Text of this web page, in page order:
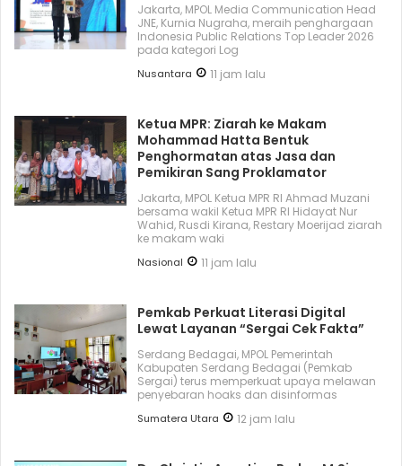
Jakarta, MPOL Media Communication Head
JNE, Kurnia Nugraha, meraih penghargaan
Indonesia Public Relations Top Leader 2026
pada kategori Log
Nusantara 11 jam lalu
Ketua MPR: Ziarah ke Makam
Mohammad Hatta Bentuk
Penghormatan atas Jasa dan
Pemikiran Sang Proklamator
Jakarta, MPOL Ketua MPR RI Ahmad Muzani
bersama wakil Ketua MPR RI Hidayat Nur
Wahid, Rusdi Kirana, Restary Moerijad ziarah
ke makam waki
Nasional 11 jam lalu
Pemkab Perkuat Literasi Digital
Lewat Layanan “Sergai Cek Fakta”
Serdang Bedagai, MPOL Pemerintah
Kabupaten Serdang Bedagai (Pemkab
Sergai) terus memperkuat upaya melawan
penyebaran hoaks dan disinformas
Sumatera Utara 12 jam lalu